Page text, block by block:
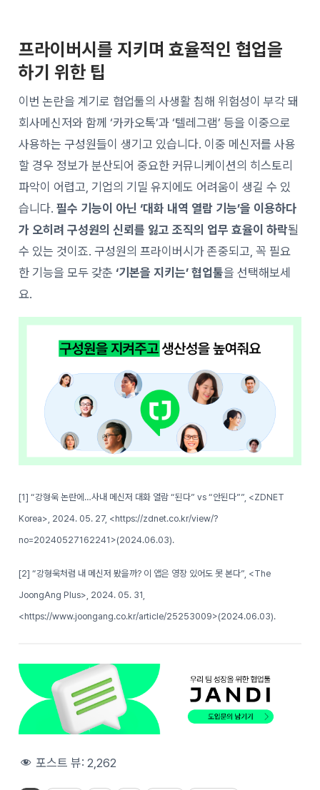
프라이버시를 지키며 효율적인 협업을
하기 위한 팁
이번 논란을 계기로 협업툴의 사생활 침해 위험성이 부각 돼
회사메신저와 함께 ‘카카오톡’과 ‘텔레그램’ 등을 이중으로
사용하는 구성원들이 생기고 있습니다. 이중 메신저를 사용
할 경우 정보가 분산되어 중요한 커뮤니케이션의 히스토리
파악이 어렵고, 기업의 기밀 유지에도 어려움이 생길 수 있
습니다.필수 기능이 아닌 ‘대화 내역 열람 기능’을 이용하다
가 오히려 구성원의 신뢰를 잃고 조직의 업무 효율이 하락될
수 있는 것이죠. 구성원의 프라이버시가 존중되고, 꼭 필요
한 기능을 모두 갖춘 ‘기본을 지키는’ 협업툴을 선택해보세
요.
[1] “강형욱 논란에…사내 메신저 대화 열람 “된다” vs “안된다””, <ZDNET
Korea>, 2024. 05. 27, <https://zdnet.co.kr/view/?
no=20240527162241>(2024.06.03).
[2] “강형욱처럼 내 메신저 봤을까? 이 앱은 영장 있어도 못 본다”, <The
JoongAng Plus>, 2024. 05. 31,
<https://www.joongang.co.kr/article/25253009>(2024.06.03).
포스트 뷰:2,262